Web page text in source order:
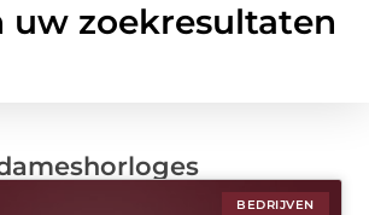
uw zoekresultaten
BEDRIJVEN